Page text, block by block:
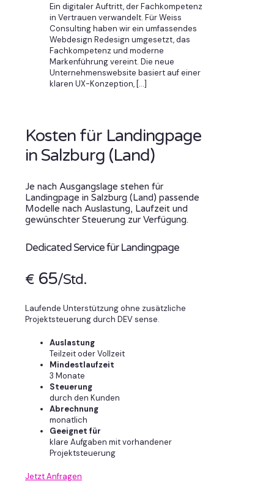
Ein digitaler Auftritt, der Fachkompetenz
in Vertrauen verwandelt. Für Weiss
Consulting haben wir ein umfassendes
Webdesign Redesign umgesetzt, das
Fachkompetenz und moderne
Markenführung vereint. Die neue
Unternehmenswebsite basiert auf einer
klaren UX-Konzeption, […]
Kosten für Landingpage
in Salzburg (Land)
Je nach Ausgangslage stehen für
Landingpage in Salzburg (Land) passende
Modelle nach Auslastung, Laufzeit und
gewünschter Steuerung zur Verfügung.
Dedicated Service für Landingpage
€ 65/Std.
Laufende Unterstützung ohne zusätzliche
Projektsteuerung durch DEV sense.
Auslastung
Teilzeit oder Vollzeit
Mindestlaufzeit
3 Monate
Steuerung
durch den Kunden
Abrechnung
monatlich
Geeignet für
klare Aufgaben mit vorhandener
Projektsteuerung
Jetzt Anfragen